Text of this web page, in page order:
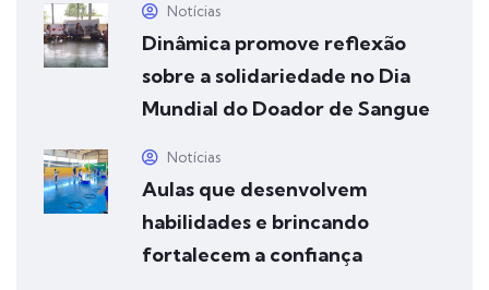
Notícias
Dinâmica promove reflexão
sobre a solidariedade no Dia
Mundial do Doador de Sangue
Notícias
Aulas que desenvolvem
habilidades e brincando
fortalecem a confiança